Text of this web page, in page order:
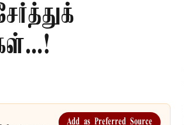
Add as Preferred Source